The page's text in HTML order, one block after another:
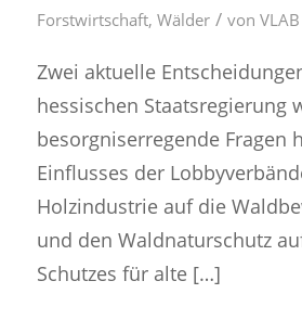
Forstwirtschaft, Wälder / von VLAB
Zwei aktuelle
hessischen Staatsregierung
besorgniserregende Fragen
Einflusses der
Holzindustrie auf die
und den Waldnaturschutz
Schutzes für alte […]